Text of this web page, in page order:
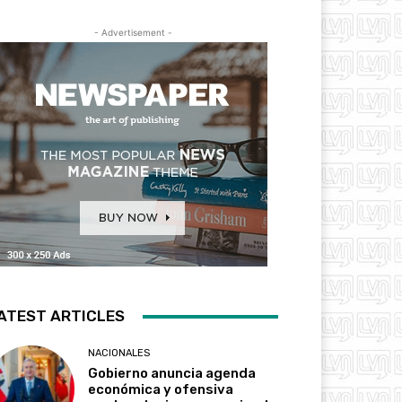
- Advertisement -
ARTICLES
NACIONALES
Gobierno anuncia agenda
económica y ofensiva